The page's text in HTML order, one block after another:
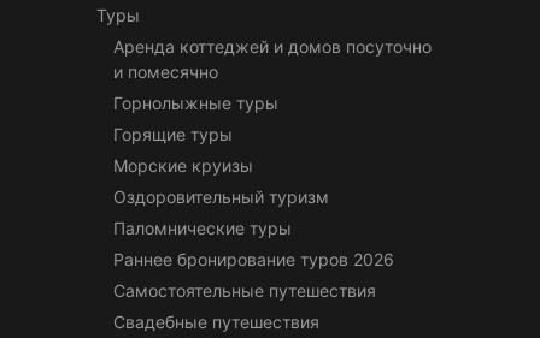
Туры
Аренда коттеджей и домов посуточно
и помесячно
Горнолыжные туры
Горящие туры
Морские круизы
Оздоровительный туризм
Паломнические туры
Раннее бронирование туров 2026
Самостоятельные путешествия
Свадебные путешествия